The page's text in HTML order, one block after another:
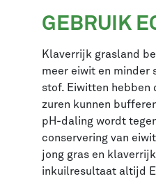
GEBRUIK
Klaverrijk grasland
meer eiwit en minder
stof. Eiwitten hebben
zuren kunnen
pH-daling wordt
conservering van
jong gras en
inkuilresultaat altijd